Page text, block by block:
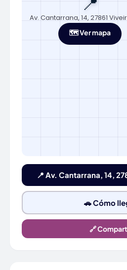
Av. Cantarrana, 14, 27861
🗺️ Ver mapa
📍 Av. Cantarrana, 14,
🚗 Cómo
🔗